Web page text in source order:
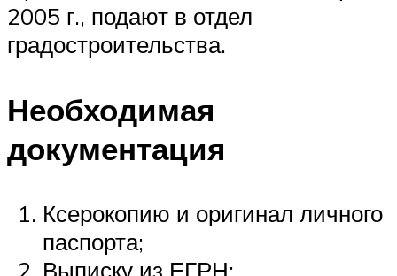
2005 г., подают в отдел
градостроительства.
Необходимая
документация
Ксерокопию и оригинал личного
паспорта;
Выписку из ЕГРН;